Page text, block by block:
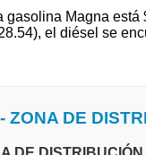
Magna
el diésel se
DE